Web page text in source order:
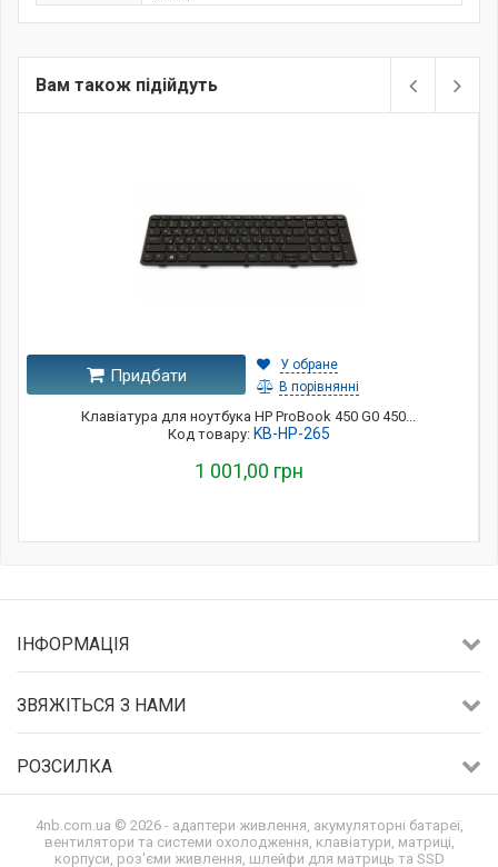
Вам також підійдуть
Придбати
У обране
В порівнянні
Клавіатура для ноутбука HP ProBook 450 G0 450...
Код товару: KB-HP-265
1 001,00 грн
ІНФОРМАЦІЯ
ЗВЯЖІТЬСЯ З НАМИ
РОЗСИЛКА
4nb.com.ua © 2026 - адаптери живлення, акумуляторні батареї,
вентилятори та системи охолодження, клавіатури, матриці,
корпуси, роз'єми живлення, шлейфи для матриць та SSD